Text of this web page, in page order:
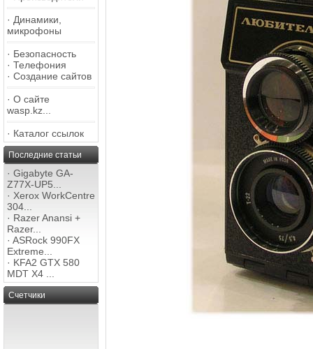
· Динамики,
микрофоны
· Безопасность
· Телефония
· Создание сайтов
· О сайте
wasp.kz...
· Каталог ссылок
Последние статьи
· Gigabyte GA-
Z77X-UP5...
· Xerox WorkCentre
304...
· Razer Anansi +
Razer...
· ASRock 990FX
Extreme...
· KFA2 GTX 580
MDT X4 ...
Счетчики